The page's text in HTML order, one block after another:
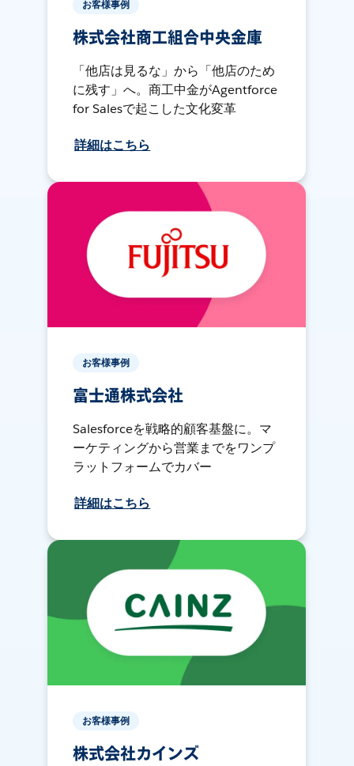
お客様事例
株式会社商工組合中央金庫
「他店は見るな」から「他店のため
に残す」へ。商工中金がAgentforce
for Salesで起こした文化変革
詳細はこちら
お客様事例
富士通株式会社
Salesforceを戦略的顧客基盤に。マ
ーケティングから営業までをワンプ
ラットフォームでカバー
詳細はこちら
お客様事例
株式会社カインズ